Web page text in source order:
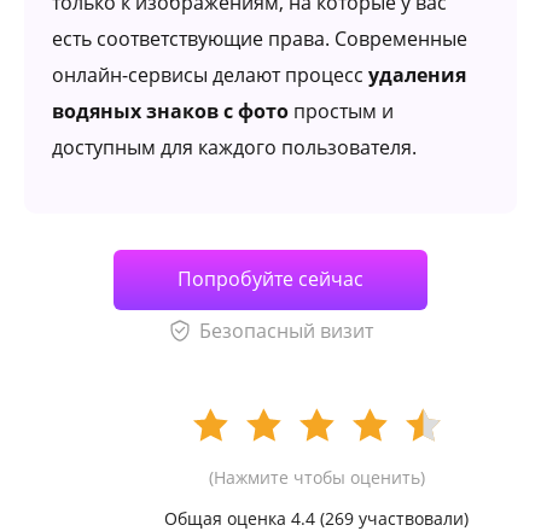
есть соответствующие права. Современные
онлайн-сервисы делают процесс удаления
водяных знаков с фото простым и
доступным для каждого пользователя.
Попробуйте сейчас
Безопасный визит
(Нажмите чтобы оценить)
Общая оценка 4.4 (269 участвовали)